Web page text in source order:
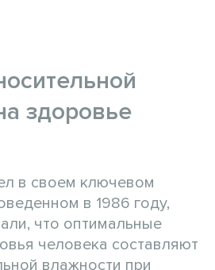
здоровье
в своем ключевом
в 1986 году,
что оптимальные
человека составляют
влажности при